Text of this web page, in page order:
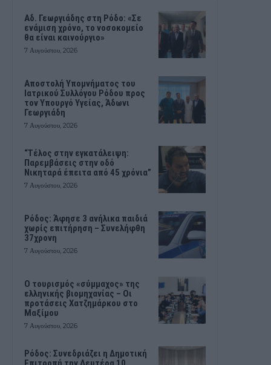
Αδ. Γεωργιάδης στη Ρόδο: «Σε
ενάμιση χρόνο, το νοσοκομείο
θα είναι καινούργιο»
7 Αυγούστου, 2026
Αποστολή Υπομνήματος του
Ιατρικού Συλλόγου Ρόδου προς
τον Υπουργό Υγείας, Άδωνι
Γεωργιάδη
7 Αυγούστου, 2026
“Τέλος στην εγκατάλειψη:
Παρεμβάσεις στην οδό
Νικηταρά έπειτα από 45 χρόνια”
7 Αυγούστου, 2026
Ρόδος: Άφησε 3 ανήλικα παιδιά
χωρίς επιτήρηση – Συνελήφθη
37χρονη
7 Αυγούστου, 2026
Ο τουρισμός «σύμμαχος» της
ελληνικής βιομηχανίας – Οι
προτάσεις Χατζημάρκου στο
Μαξίμου
7 Αυγούστου, 2026
Ρόδος: Συνεδριάζει η Δημοτική